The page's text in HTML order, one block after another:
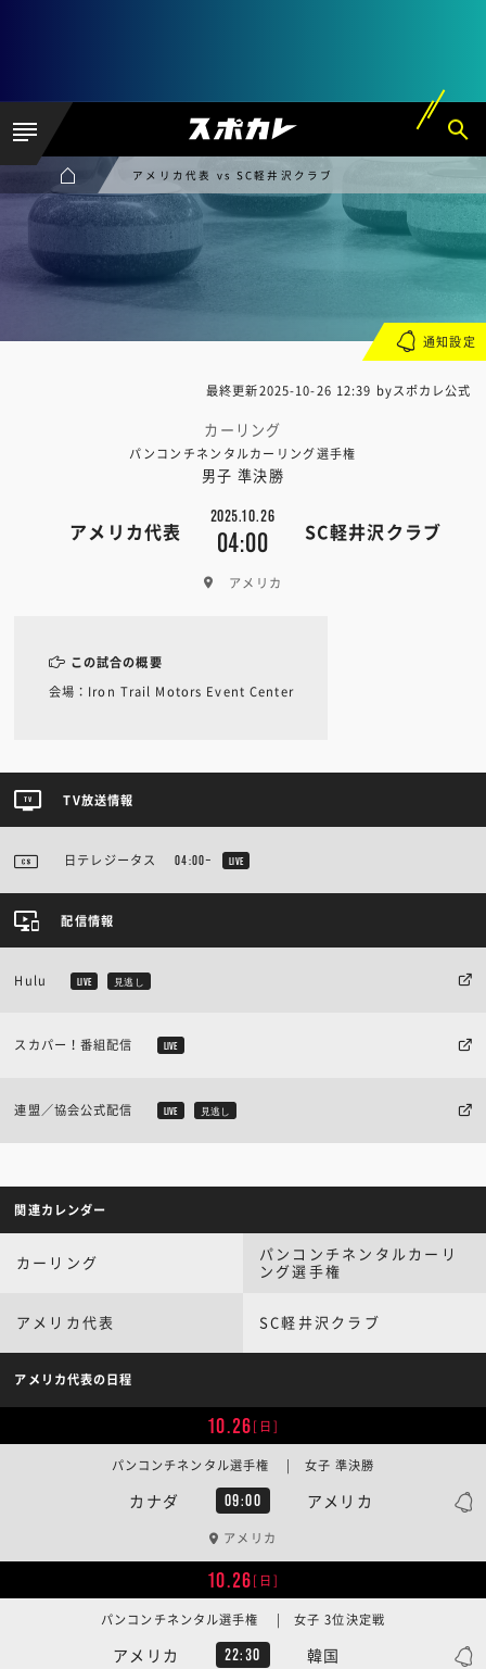
アメリカ代表 vs SC軽井沢クラブ
最終更新2025-10-26 12:39 byスポカレ公式
カーリング
パンコンチネンタルカーリング選手権
男子 準決勝
アメリカ代表
2025.10.26
04:00 SC軽井沢クラブ
アメリカ
通知設定
この試合の概要
会場：Iron Trail Motors Event Center
TV放送情報
日テレジータス 04:00~ LIVE
配信情報
Hulu LIVE 見逃し
スカパー！番組配信 LIVE
連盟／協会公式配信 LIVE 見逃し
関連カレンダー
カーリング
パンコンチネンタルカーリ
ング選手権
アメリカ代表 SC軽井沢クラブ
アメリカ代表の日程
10.26[日]
カナダ 09:00 アメリカ
パンコンチネンタル選手権 | 女子 準決勝
アメリカ
10.26[日]
アメリカ 22:30 韓国
パンコンチネンタル選手権 | 女子 3位決定戦